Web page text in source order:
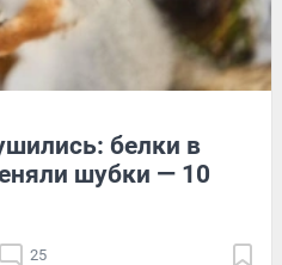
белки в
шубки — 10
25